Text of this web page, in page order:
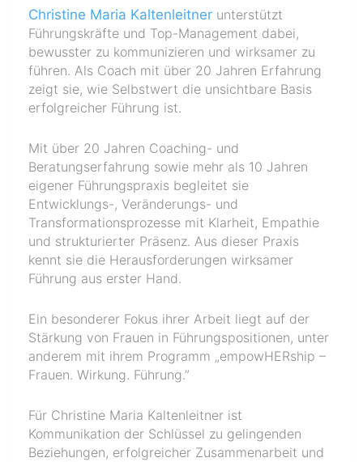
Christine Maria Kaltenleitner unterstützt
Führungskräfte und Top-Management dabei,
bewusster zu kommunizieren und wirksamer zu
führen. Als Coach mit über 20 Jahren Erfahrung
zeigt sie, wie Selbstwert die unsichtbare Basis
erfolgreicher Führung ist.
Mit über 20 Jahren Coaching- und
Beratungserfahrung sowie mehr als 10 Jahren
eigener Führungspraxis begleitet sie
Entwicklungs-, Veränderungs- und
Transformationsprozesse mit Klarheit, Empathie
und strukturierter Präsenz. Aus dieser Praxis
kennt sie die Herausforderungen wirksamer
Führung aus erster Hand.
Ein besonderer Fokus ihrer Arbeit liegt auf der
Stärkung von Frauen in Führungspositionen, unter
anderem mit ihrem Programm „empowHERship –
Frauen. Wirkung. Führung.”
Für Christine Maria Kaltenleitner ist
Kommunikation der Schlüssel zu gelingenden
Beziehungen, erfolgreicher Zusammenarbeit und